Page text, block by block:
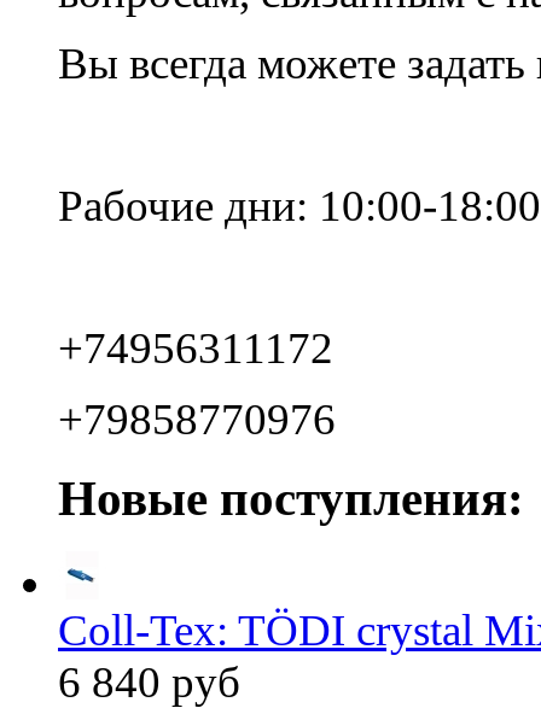
Вы всегда можете
Рабочие дни: 10:00-18:00
+74956311172
+79858770976
Новые поступления:
Coll-Tex: TÖDI crystal
6 840 руб